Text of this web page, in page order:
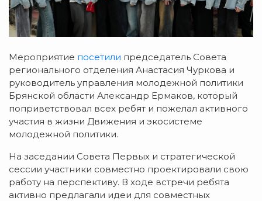
Мероприятие посетили председатель Совета
регионального отделения Анастасия Чуркова и
руководитель управления молодежной политики
Брянской области Александр Ермаков, который
поприветствовал всех ребят и пожелал активного
участия в жизни Движения и экосистеме
молодежной политики.
На заседании Совета Первых и стратегической
сессии участники совместно проектировали свою
работу на перспективу. В ходе встречи ребята
активно предлагали идеи для совместных